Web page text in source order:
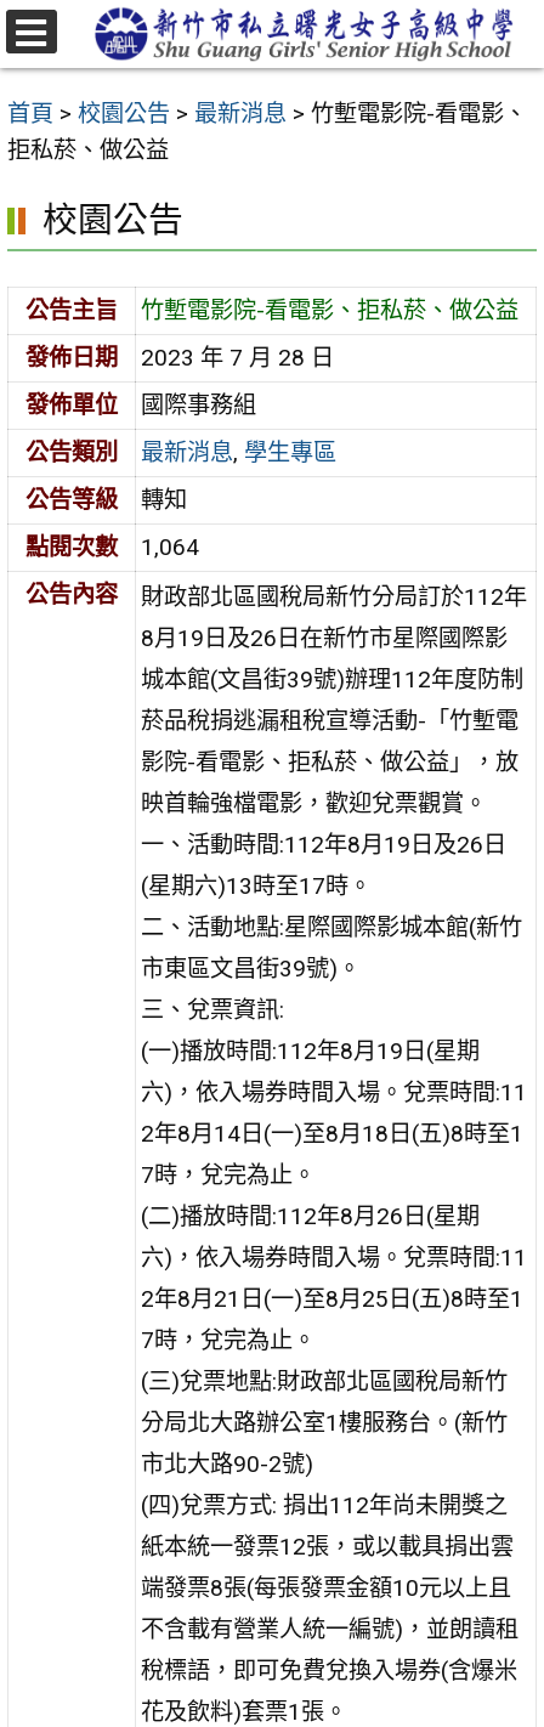
跳
至
要
內
區
首頁 > 校園公告 > 最新消息 > 竹塹電影院-看電影、
拒私菸、做公益
校園公告
公告主旨
竹塹電影院-看電影、拒私菸、做公益
發佈日期
2023 年 7 月 28 日
發佈單位
國際事務組
公告類別
最新消息, 學生專區
公告等級
轉知
點閱次數
1,064
公告內容
財政部北區國稅局新竹分局訂於112年
8月19日及26日在新竹市星際國際影
城本館(文昌街39號)辦理112年度防制
菸品稅捐逃漏租稅宣導活動-「竹塹電
影院-看電影、拒私菸、做公益」，放
映首輪強檔電影，歡迎兌票觀賞。
一、活動時間:112年8月19日及26日
(星期六)13時至17時。
二、活動地點:星際國際影城本館(新竹
市東區文昌街39號)。
三、兌票資訊:
(一)播放時間:112年8月19日(星期
六)，依入場券時間入場。兌票時間:11
2年8月14日(一)至8月18日(五)8時至1
7時，兌完為止。
(二)播放時間:112年8月26日(星期
六)，依入場券時間入場。兌票時間:11
2年8月21日(一)至8月25日(五)8時至1
7時，兌完為止。
(三)兌票地點:財政部北區國稅局新竹
分局北大路辦公室1樓服務台。(新竹
市北大路90-2號)
(四)兌票方式: 捐出112年尚未開獎之
紙本統一發票12張，或以載具捐出雲
端發票8張(每張發票金額10元以上且
不含載有營業人統一編號)，並朗讀租
稅標語，即可免費兌換入場券(含爆米
花及飲料)套票1張。
選
單